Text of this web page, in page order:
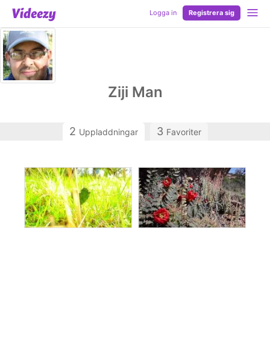
Logga in Registrera sig
Ziji Man
2 Uppladdningar 3 Favoriter